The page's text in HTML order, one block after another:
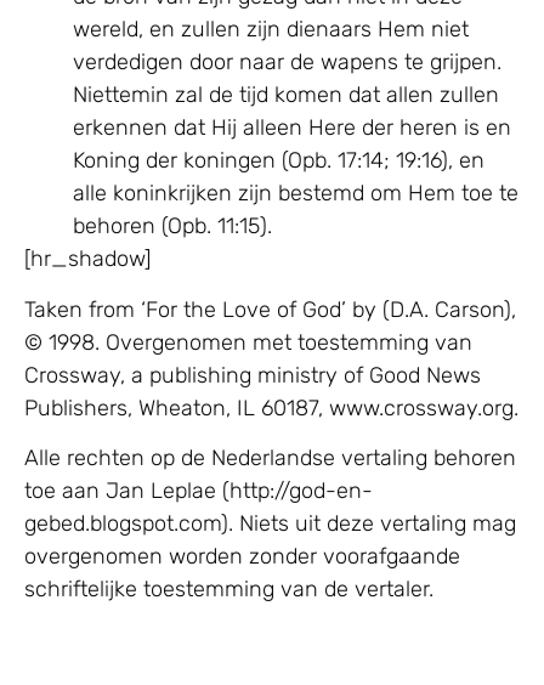
wereld, en zullen zijn dienaars Hem niet
verdedigen door naar de wapens te grijpen.
Niettemin zal de tijd komen dat allen zullen
erkennen dat Hij alleen Here der heren is en
Koning der koningen (Opb. 17:14; 19:16), en
alle koninkrijken zijn bestemd om Hem toe te
behoren (Opb. 11:15).
[hr_shadow]
Taken from ‘For the Love of God’ by (D.A. Carson),
© 1998. Overgenomen met toestemming van
Crossway, a publishing ministry of Good News
Publishers, Wheaton, IL 60187, www.crossway.org.
Alle rechten op de Nederlandse vertaling behoren
toe aan Jan Leplae (http://god-en-
gebed.blogspot.com). Niets uit deze vertaling mag
overgenomen worden zonder voorafgaande
schriftelijke toestemming van de vertaler.